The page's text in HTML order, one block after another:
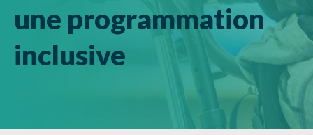
une programmation
inclusive